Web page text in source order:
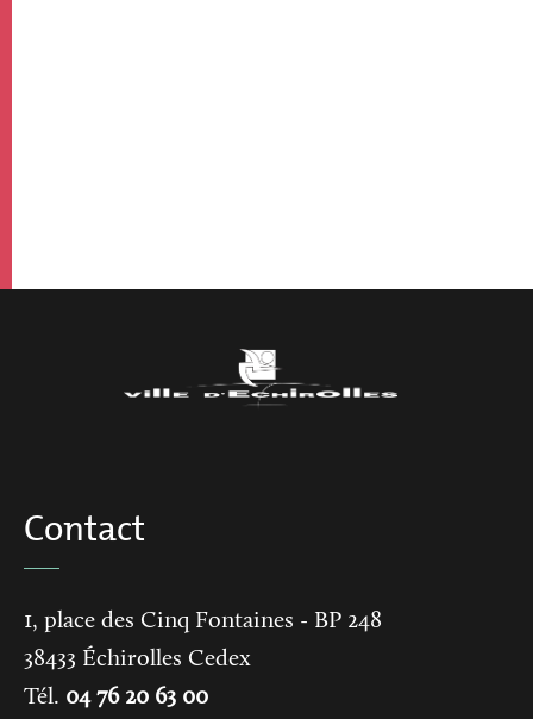
Contact
1, place des Cinq Fontaines - BP 248
38433 Échirolles Cedex
Tél. 04 76 20 63 00